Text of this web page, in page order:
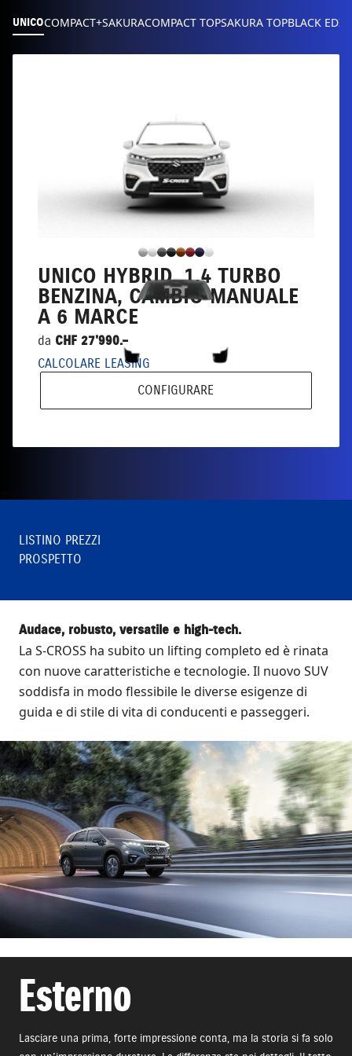
UNICOCOMPACT+SAKURACOMPACT TOPSAKURA TOPBLACK
UNICO HYBRID, 1.4 TURBO
BENZINA, CAMBIO MANUALE
A 6 MARCE
da CHF 27'990.–
CALCOLARE LEASING
CONFIGURARE
LISTINO PREZZI
PROSPETTO
Audace, robusto, versatile e high-tech.
La S-CROSS ha subito un lifting completo ed è rinata
con nuove caratteristiche e tecnologie. Il nuovo SUV
soddisfa in modo flessibile le diverse esigenze di
guida e di stile di vita di conducenti e passeggeri.
Esterno
Lasciare una prima, forte impressione conta, ma la storia si fa solo